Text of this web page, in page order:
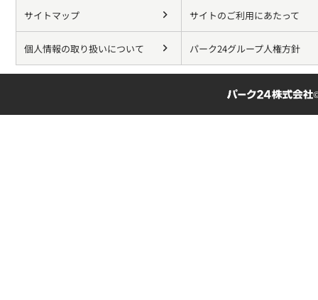
サイトマップ サイトのご利用にあたって
個人情報の取り扱いについて パーク24グループ人権方針